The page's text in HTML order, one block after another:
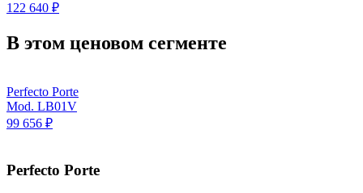
122 640 ₽
В этом ценовом сегменте
Perfecto Porte
Mod. LB01V
99 656 ₽
Perfecto Porte